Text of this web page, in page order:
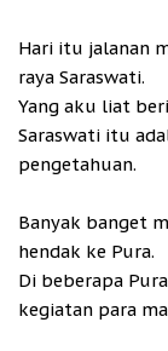
Hari itu jalanan
raya Saraswati.
Yang aku liat
Saraswati itu
pengetahuan.
Banyak banget
hendak ke Pura.
Di beberapa
kegiatan para